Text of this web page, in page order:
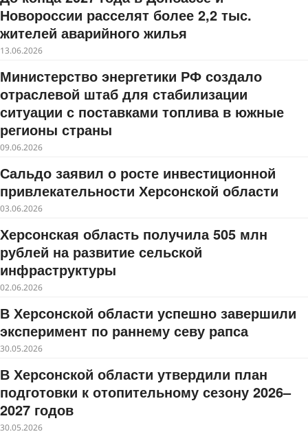
Новороссии расселят более 2,2 тыс.
жителей аварийного жилья
13.06.2026
Министерство энергетики РФ создало
отраслевой штаб для стабилизации
ситуации с поставками топлива в южные
регионы страны
09.06.2026
Сальдо заявил о росте инвестиционной
привлекательности Херсонской области
03.06.2026
Херсонская область получила 505 млн
рублей на развитие сельской
инфраструктуры
02.06.2026
В Херсонской области успешно завершили
эксперимент по раннему севу рапса
30.05.2026
В Херсонской области утвердили план
подготовки к отопительному сезону 2026–
2027 годов
30.05.2026